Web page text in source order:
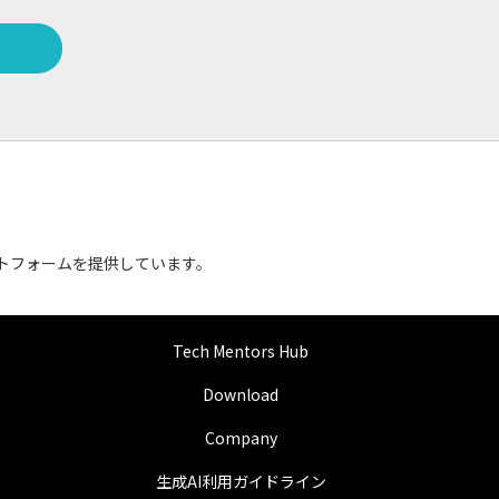
ォームを提供しています。
Tech Mentors Hub
Download
Company
生成AI利用ガイドライン